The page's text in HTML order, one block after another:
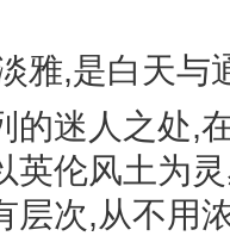
,是白天与
人之处,在
英伦风土为
层次,从不用